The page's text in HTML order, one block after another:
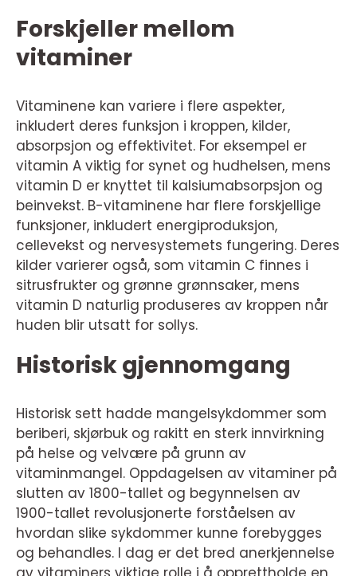
Forskjeller mellom
vitaminer
Vitaminene kan variere i flere aspekter,
inkludert deres funksjon i kroppen, kilder,
absorpsjon og effektivitet. For eksempel er
vitamin A viktig for synet og hudhelsen, mens
vitamin D er knyttet til kalsiumabsorpsjon og
beinvekst. B-vitaminene har flere forskjellige
funksjoner, inkludert energiproduksjon,
cellevekst og nervesystemets fungering. Deres
kilder varierer også, som vitamin C finnes i
sitrusfrukter og grønne grønnsaker, mens
vitamin D naturlig produseres av kroppen når
huden blir utsatt for sollys.
Historisk gjennomgang
Historisk sett hadde mangelsykdommer som
beriberi, skjørbuk og rakitt en sterk innvirkning
på helse og velvære på grunn av
vitaminmangel. Oppdagelsen av vitaminer på
slutten av 1800-tallet og begynnelsen av
1900-tallet revolusjonerte forståelsen av
hvordan slike sykdommer kunne forebygges
og behandles. I dag er det bred anerkjennelse